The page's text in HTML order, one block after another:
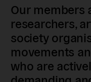
Our members
researchers,
society
movements
who are